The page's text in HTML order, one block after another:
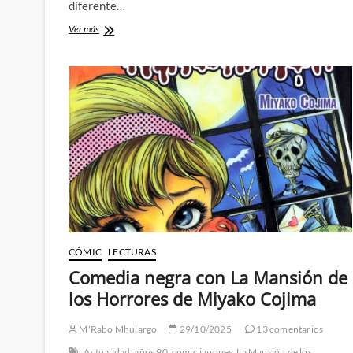
diferente…
Ver másSnowball
Kaijus,
robots
gigantes
y
la
nueva
era
glacial
CÓMIC LECTURAS
Comedia negra con La Mansión de
los Horrores de Miyako Cojima
M'Rabo Mhulargo 29/10/2025
13 comentarios